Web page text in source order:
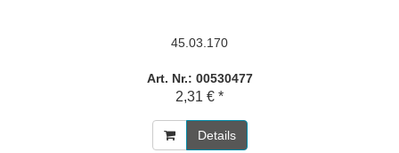
45.03.170
Art. Nr.: 00530477
2,31 € *
Details